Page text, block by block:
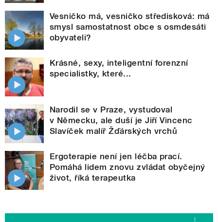
Vesničko má, vesničko středisková: má
smysl samostatnost obce s osmdesáti
obyvateli?
Krásné, sexy, inteligentní forenzní
specialistky, které...
Narodil se v Praze, vystudoval
v Německu, ale duší je Jiří Vincenc
Slavíček malíř Žďárských vrchů
Ergoterapie není jen léčba prací.
Pomáhá lidem znovu zvládat obyčejný
život, říká terapeutka